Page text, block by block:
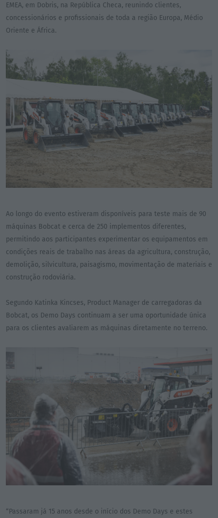
EMEA, em Dobris, na República Checa, reunindo clientes,
concessionários e profissionais de toda a região Europa, Médio
Oriente e África.
Ao longo do evento estiveram disponíveis para teste mais de 90
máquinas Bobcat e cerca de 250 implementos diferentes,
permitindo aos participantes experimentar os equipamentos em
condições reais de trabalho nas áreas da agricultura, construção,
demolição, silvicultura, paisagismo, movimentação de materiais e
construção rodoviária.
Segundo Katinka Kincses, Product Manager de carregadoras da
Bobcat, os Demo Days continuam a ser uma oportunidade única
para os clientes avaliarem as máquinas diretamente no terreno.
“Passaram já 15 anos desde o início dos Demo Days e estes